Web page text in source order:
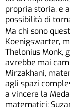
propria storia, e
possibilità di
Ma chi sono
Koenigswarter,
Thelonius Monk,
avrebbe mai
Mirzakhani,
agli spazi
a vincere la
matematici;